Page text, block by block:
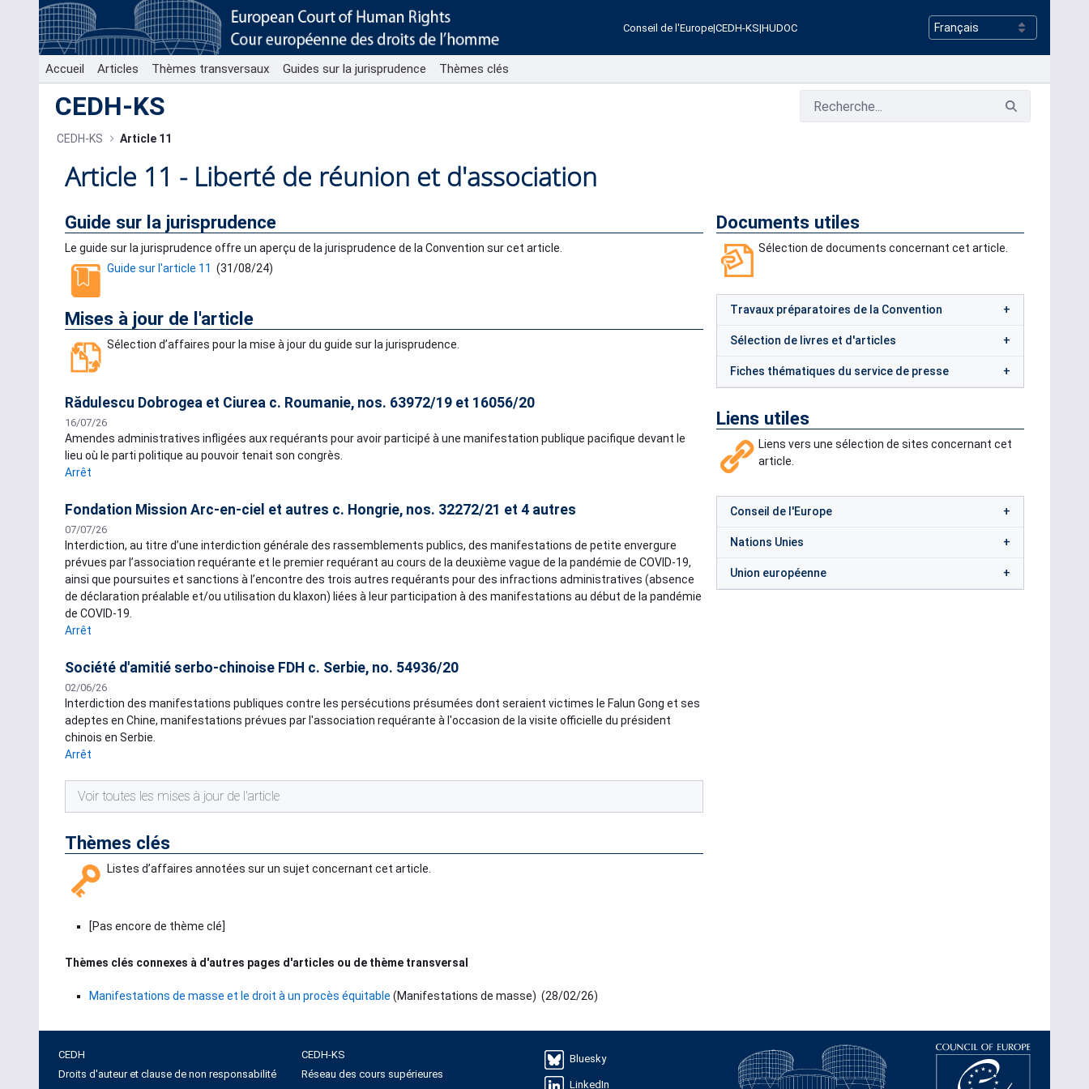
Saut au contenu principal
Conseil de l'Europe|CEDH-KS|HUDOC
Accueil Articles Thèmes transversaux Guides sur la jurisprudence Thèmes clés
CEDH-KS
CEDH-KS Article 11
Article 11 - Liberté de réunion et d'association
Guide sur la jurisprudence
Le guide sur la jurisprudence offre un aperçu de la jurisprudence de la Convention sur cet article.
Guide sur l'article 11 (31/08/24)
Mises à jour de l'article
Sélection d’affaires pour la mise à jour du guide sur la jurisprudence.
Rădulescu Dobrogea et Ciurea c. Roumanie, nos. 63972/19 et 16056/20
16/07/26
Amendes administratives infligées aux requérants pour avoir participé à une manifestation publique pacifique devant le
lieu où le parti politique au pouvoir tenait son congrès.
Arrêt
Fondation Mission Arc-en-ciel et autres c. Hongrie, nos. 32272/21 et 4 autres
07/07/26
Interdiction, au titre d’une interdiction générale des rassemblements publics, des manifestations de petite envergure
prévues par l’association requérante et le premier requérant au cours de la deuxième vague de la pandémie de COVID-19,
ainsi que poursuites et sanctions à l’encontre des trois autres requérants pour des infractions administratives (absence
de déclaration préalable et/ou utilisation du klaxon) liées à leur participation à des manifestations au début de la pandémie
de COVID-19.
Arrêt
Société d'amitié serbo-chinoise FDH c. Serbie, no. 54936/20
02/06/26
Interdiction des manifestations publiques contre les persécutions présumées dont seraient victimes le Falun Gong et ses
adeptes en Chine, manifestations prévues par l'association requérante à l'occasion de la visite officielle du président
chinois en Serbie.
Arrêt
Voir toutes les mises à jour de l'article
Thèmes clés
Listes d’affaires annotées sur un sujet concernant cet article.
[Pas encore de thème clé]
Thèmes clés connexes à d'autres pages d'articles ou de thème transversal
Manifestations de masse et le droit à un procès équitable (Manifestations de masse) (28/02/26)
Documents utiles
Sélection de documents concernant cet article.
Travaux préparatoires de la Convention
Sélection de livres et d'articles
Fiches thématiques du service de presse
Liens utiles
Liens vers une sélection de sites concernant cet
article.
Conseil de l'Europe
Nations Unies
Union européenne
CEDH
Droits d'auteur et clause de non responsabilité
CEDH-KS
Réseau des cours supérieures
Bluesky
LinkedIn